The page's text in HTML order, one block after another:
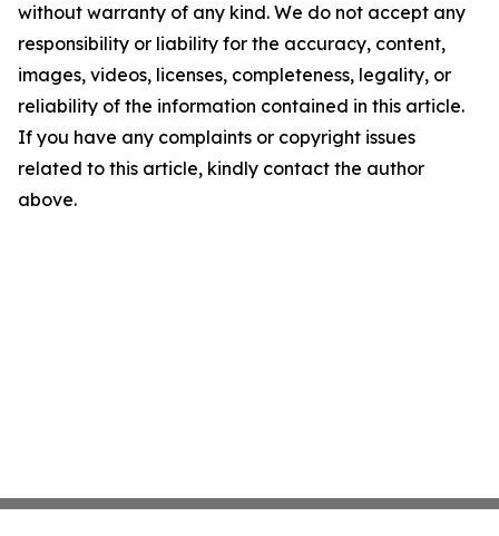
without warranty of any kind. We do not accept any
responsibility or liability for the accuracy, content,
images, videos, licenses, completeness, legality, or
reliability of the information contained in this article.
If you have any complaints or copyright issues
related to this article, kindly contact the author
above.